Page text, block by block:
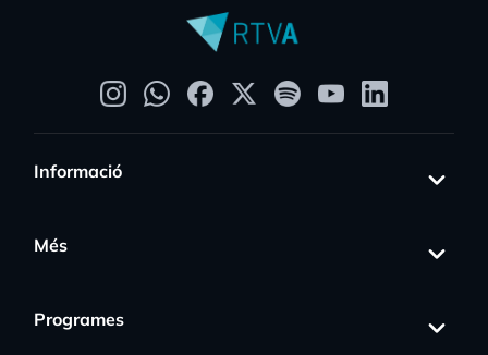
Informació
Més
Programes